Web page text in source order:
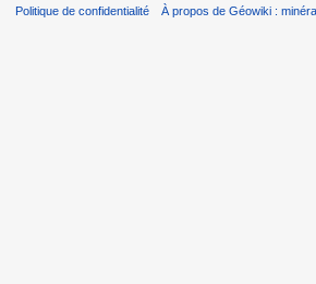
Politique de confidentialité À propos de Géowiki :